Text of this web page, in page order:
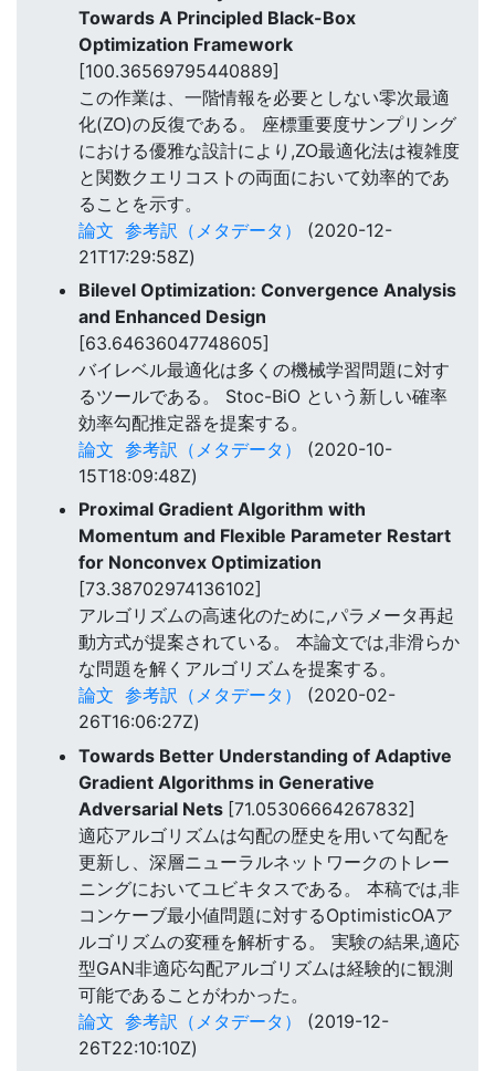
Towards A Principled Black-Box
Optimization Framework
[100.36569795440889]
この作業は、一階情報を必要としない零次最適
化(ZO)の反復である。 座標重要度サンプリング
における優雅な設計により,ZO最適化法は複雑度
と関数クエリコストの両面において効率的であ
ることを示す。
論文 参考訳（メタデータ）
(2020-12-
21T17:29:58Z)
Bilevel Optimization: Convergence Analysis
and Enhanced Design
[63.64636047748605]
バイレベル最適化は多くの機械学習問題に対す
るツールである。 Stoc-BiO という新しい確率
効率勾配推定器を提案する。
論文 参考訳（メタデータ）
(2020-10-
15T18:09:48Z)
Proximal Gradient Algorithm with
Momentum and Flexible Parameter Restart
for Nonconvex Optimization
[73.38702974136102]
アルゴリズムの高速化のために,パラメータ再起
動方式が提案されている。 本論文では,非滑らか
な問題を解くアルゴリズムを提案する。
論文 参考訳（メタデータ）
(2020-02-
26T16:06:27Z)
Towards Better Understanding of Adaptive
Gradient Algorithms in Generative
Adversarial Nets [71.05306664267832]
適応アルゴリズムは勾配の歴史を用いて勾配を
更新し、深層ニューラルネットワークのトレー
ニングにおいてユビキタスである。 本稿では,非
コンケーブ最小値問題に対するOptimisticOAア
ルゴリズムの変種を解析する。 実験の結果,適応
型GAN非適応勾配アルゴリズムは経験的に観測
可能であることがわかった。
論文 参考訳（メタデータ）
(2019-12-
26T22:10:10Z)